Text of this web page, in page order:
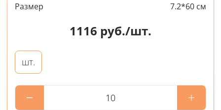
Размер
7.2*60 см
1116 руб./шт.
шт.